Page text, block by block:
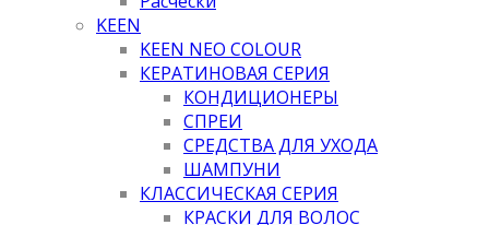
KEEN
KEEN NEO COLOUR
КЕРАТИНОВАЯ СЕРИЯ
КОНДИЦИОНЕРЫ
СПРЕИ
СРЕДСТВА ДЛЯ УХОДА
ШАМПУНИ
КЛАССИЧЕСКАЯ СЕРИЯ
КРАСКИ ДЛЯ ВОЛОС